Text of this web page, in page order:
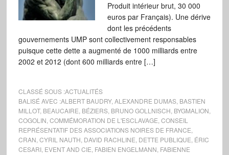
Produit intérieur brut, 30 000
euros par Français). Une dérive
dont les précédents
gouvernements UMP sont collectivement responsables
puisque cette dette a augmenté de 1000 milliards entre
2002 et 2012 (dont 600 milliards entre […]
CLASSÉ SOUS :ACTUALITÉS
BALISÉ AVEC :ALBERT BAUDRY, ALEXANDRE DUMAS, BASTIEN
MILLOT, BEAUCAIRE BÉZIERS, BRUNO GOLLNISCH BYGMALION
COGOLIN COMMÉMORATION DE L'ESCLAVAGE CONSEIL
REPRÉSENTATIF DES ASSOCIATIONS NOIRES DE FRANCE
CRAN CYRIL NAUTH DAVID RACHLINE DETTE PUBLIQUE ÉRIC
CESARI, EVENT AND CIE FABIEN ENGELMANN FABIENNE